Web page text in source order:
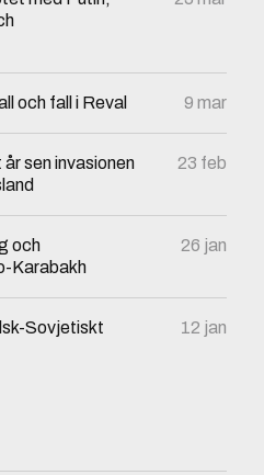
och fall i Reval 9 mar
sen invasionen
23 feb
och
Karabakh
26 jan
Sovjetiskt
12 jan